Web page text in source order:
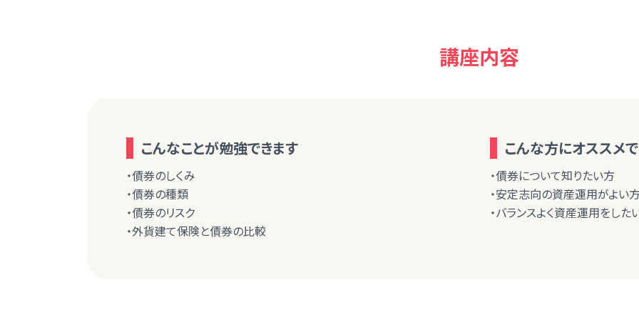
講座内容
こんなことが勉強できます
・債券のしくみ
・債券の種類
・債券のリスク
・外貨建て保険と債券の比較
こんな方にオススメ
・債券について知りたい方
・安定志向の資産運用がよい方
・バランスよく資産運用をした